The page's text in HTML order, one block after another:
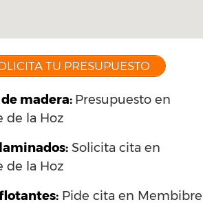
TU PRESUPUESTO
madera: Presupuesto en
de la Hoz
: Solicita cita en
de la Hoz
Pide cita en Membibre